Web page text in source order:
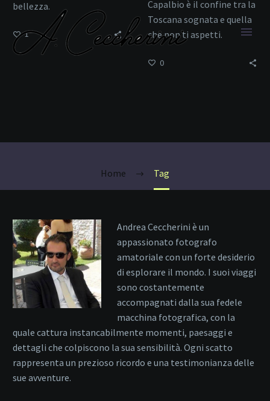
Home Tag
bellezza.
1
Capalbio è il confine tra la
Toscana sognata e quella
che non ti aspetti.
0
Andrea Ceccherini è un
appassionato fotografo
amatoriale con un forte desiderio
di esplorare il mondo. I suoi viaggi
sono costantemente
accompagnati dalla sua fedele
macchina fotografica, con la
quale cattura instancabilmente momenti, paesaggi e
dettagli che colpiscono la sua sensibilità. Ogni scatto
rappresenta un prezioso ricordo e una testimonianza delle
sue avventure.